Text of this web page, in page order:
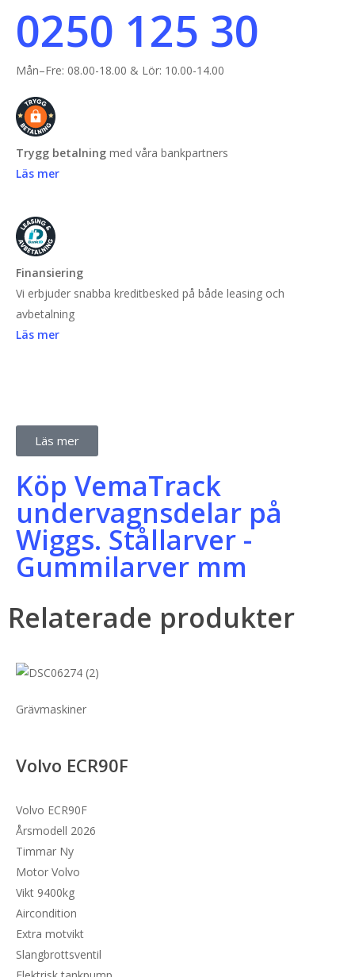
0250 125 30
Mån–Fre: 08.00-18.00 & Lör: 10.00-14.00
Trygg betalning med våra bankpartners
Läs mer
Finansiering
Vi erbjuder snabba kreditbesked på både leasing och
avbetalning
Läs mer
Läs mer
Köp VemaTrack
undervagnsdelar på
Wiggs. Stållarver -
Gummilarver mm
Relaterade produkter
Grävmaskiner
Volvo ECR90F
Volvo ECR90F
Årsmodell 2026
Timmar Ny
Motor Volvo
Vikt 9400kg
Aircondition
Extra motvikt
Slangbrottsventil